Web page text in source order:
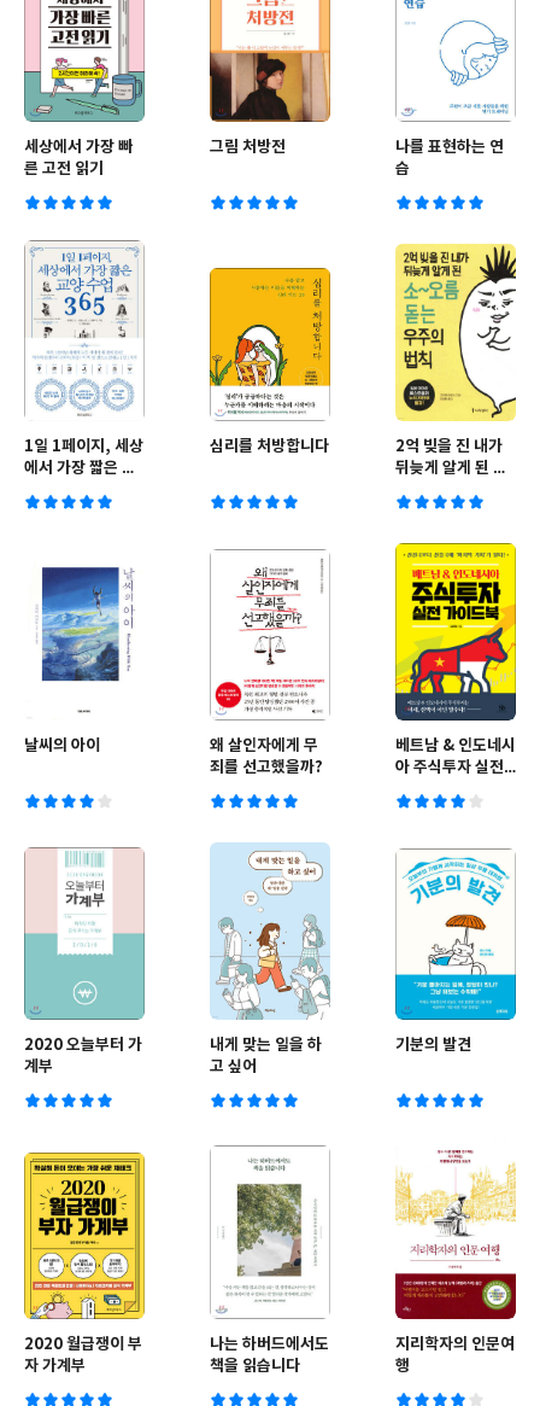
세상에서 가장 빠
른 고전 읽기
그림 처방전
나를 표현하는 연
습
1일 1페이지, 세상
에서 가장 짧은 교
심리를 처방합니다
2억 빚을 진 내가
뒤늦게 알게 된 소
법칙
날씨의 아이
왜 살인자에게 무
죄를 선고했을까?
베트남 & 인도네시
아 주식투자 실전
2020 오늘부터 가
계부
내게 맞는 일을 하
고 싶어
기분의 발견
2020 월급쟁이 부
자 가계부
나는 하버드에서도
책을 읽습니다
지리학자의 인문여
행